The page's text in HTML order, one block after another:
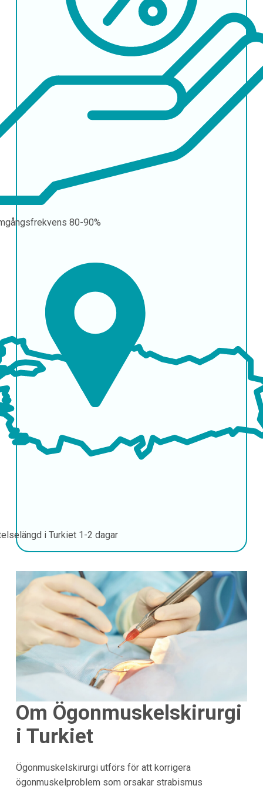
80-90%
i Turkiet 1-2 dagar
Om Ögonmuskelskirurgi
i Turkiet
Ögonmuskelskirurgi utförs för att korrigera
ögonmuskelproblem som orsakar strabismus